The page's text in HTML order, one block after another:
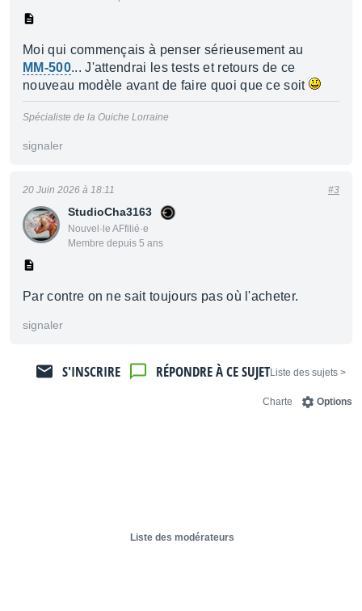
Moi qui commençais à penser sérieusement au
MM-500... J'attendrai les tests et retours de ce
nouveau modèle avant de faire quoi que ce soit
Spécialiste de la Ouiche Lorraine
signaler
StudioCha3163
Nouvel·le AFfilié·e
Membre depuis 5 ans
20 Juin 2026 à 18:11 #3
Par contre on ne sait toujours pas où l'acheter.
signaler
< Liste des sujets
RÉPONDRE À CE SUJET
S'INSCRIRE
Options
Charte
Liste des modérateurs